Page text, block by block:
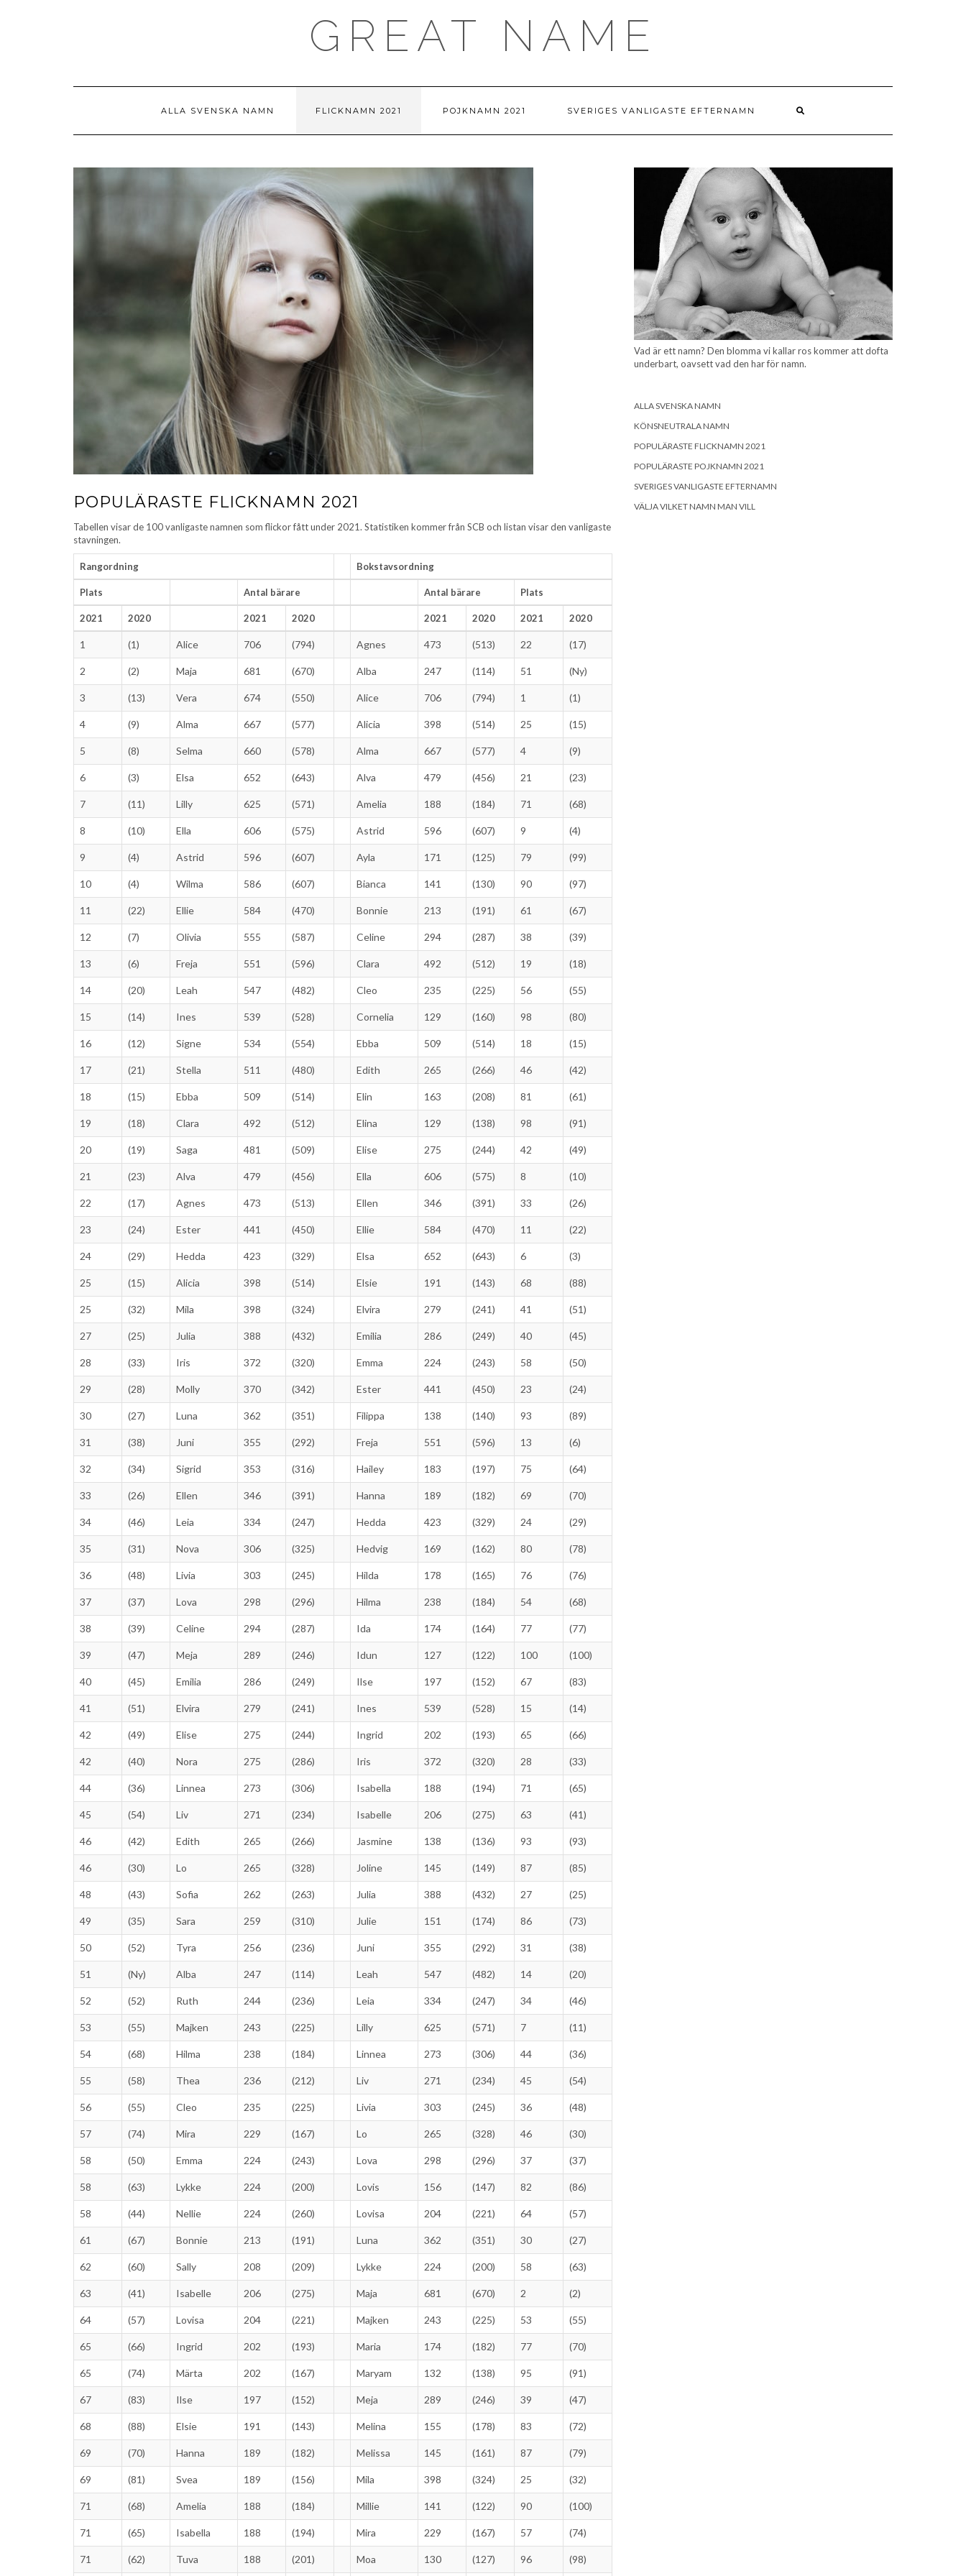
GREAT NAME
ALLA SVENSKA NAMN FLICKNAMN 2021 POJKNAMN 2021 SVERIGES VANLIGASTE EFTERNAMN
POPULÄRASTE FLICKNAMN 2021
Tabellen visar de 100 vanligaste namnen som flickor fått under 2021. Statistiken kommer från SCB och listan visar den vanligaste
stavningen.
Rangordning Bokstavsordning
Plats Antal bärare Antal bärare Plats
2021 2020 2021 2020 2021 2020 2021 2020
1 (1) Alice 706 (794) Agnes 473 (513) 22 (17)
2 (2) Maja 681 (670) Alba 247 (114) 51 (Ny)
3 (13) Vera 674 (550) Alice 706 (794) 1 (1)
4 (9) Alma 667 (577) Alicia 398 (514) 25 (15)
5 (8) Selma 660 (578) Alma 667 (577) 4 (9)
6 (3) Elsa 652 (643) Alva 479 (456) 21 (23)
7 (11) Lilly 625 (571) Amelia 188 (184) 71 (68)
8 (10) Ella 606 (575) Astrid 596 (607) 9 (4)
9 (4) Astrid 596 (607) Ayla 171 (125) 79 (99)
10 (4) Wilma 586 (607) Bianca 141 (130) 90 (97)
11 (22) Ellie 584 (470) Bonnie 213 (191) 61 (67)
12 (7) Olivia 555 (587) Celine 294 (287) 38 (39)
13 (6) Freja 551 (596) Clara 492 (512) 19 (18)
14 (20) Leah 547 (482) Cleo 235 (225) 56 (55)
15 (14) Ines 539 (528) Cornelia 129 (160) 98 (80)
16 (12) Signe 534 (554) Ebba 509 (514) 18 (15)
17 (21) Stella 511 (480) Edith 265 (266) 46 (42)
18 (15) Ebba 509 (514) Elin 163 (208) 81 (61)
19 (18) Clara 492 (512) Elina 129 (138) 98 (91)
20 (19) Saga 481 (509) Elise 275 (244) 42 (49)
21 (23) Alva 479 (456) Ella 606 (575) 8 (10)
22 (17) Agnes 473 (513) Ellen 346 (391) 33 (26)
23 (24) Ester 441 (450) Ellie 584 (470) 11 (22)
24 (29) Hedda 423 (329) Elsa 652 (643) 6 (3)
25 (15) Alicia 398 (514) Elsie 191 (143) 68 (88)
25 (32) Mila 398 (324) Elvira 279 (241) 41 (51)
27 (25) Julia 388 (432) Emilia 286 (249) 40 (45)
28 (33) Iris 372 (320) Emma 224 (243) 58 (50)
29 (28) Molly 370 (342) Ester 441 (450) 23 (24)
30 (27) Luna 362 (351) Filippa 138 (140) 93 (89)
31 (38) Juni 355 (292) Freja 551 (596) 13 (6)
32 (34) Sigrid 353 (316) Hailey 183 (197) 75 (64)
33 (26) Ellen 346 (391) Hanna 189 (182) 69 (70)
34 (46) Leia 334 (247) Hedda 423 (329) 24 (29)
35 (31) Nova 306 (325) Hedvig 169 (162) 80 (78)
36 (48) Livia 303 (245) Hilda 178 (165) 76 (76)
37 (37) Lova 298 (296) Hilma 238 (184) 54 (68)
38 (39) Celine 294 (287) Ida 174 (164) 77 (77)
39 (47) Meja 289 (246) Idun 127 (122) 100 (100)
40 (45) Emilia 286 (249) Ilse 197 (152) 67 (83)
41 (51) Elvira 279 (241) Ines 539 (528) 15 (14)
42 (49) Elise 275 (244) Ingrid 202 (193) 65 (66)
42 (40) Nora 275 (286) Iris 372 (320) 28 (33)
44 (36) Linnea 273 (306) Isabella 188 (194) 71 (65)
45 (54) Liv 271 (234) Isabelle 206 (275) 63 (41)
46 (42) Edith 265 (266) Jasmine 138 (136) 93 (93)
46 (30) Lo 265 (328) Joline 145 (149) 87 (85)
48 (43) Sofia 262 (263) Julia 388 (432) 27 (25)
49 (35) Sara 259 (310) Julie 151 (174) 86 (73)
50 (52) Tyra 256 (236) Juni 355 (292) 31 (38)
51 (Ny) Alba 247 (114) Leah 547 (482) 14 (20)
52 (52) Ruth 244 (236) Leia 334 (247) 34 (46)
53 (55) Majken 243 (225) Lilly 625 (571) 7 (11)
54 (68) Hilma 238 (184) Linnea 273 (306) 44 (36)
55 (58) Thea 236 (212) Liv 271 (234) 45 (54)
56 (55) Cleo 235 (225) Livia 303 (245) 36 (48)
57 (74) Mira 229 (167) Lo 265 (328) 46 (30)
58 (50) Emma 224 (243) Lova 298 (296) 37 (37)
58 (63) Lykke 224 (200) Lovis 156 (147) 82 (86)
58 (44) Nellie 224 (260) Lovisa 204 (221) 64 (57)
61 (67) Bonnie 213 (191) Luna 362 (351) 30 (27)
62 (60) Sally 208 (209) Lykke 224 (200) 58 (63)
63 (41) Isabelle 206 (275) Maja 681 (670) 2 (2)
64 (57) Lovisa 204 (221) Majken 243 (225) 53 (55)
65 (66) Ingrid 202 (193) Maria 174 (182) 77 (70)
65 (74) Märta 202 (167) Maryam 132 (138) 95 (91)
67 (83) Ilse 197 (152) Meja 289 (246) 39 (47)
68 (88) Elsie 191 (143) Melina 155 (178) 83 (72)
69 (70) Hanna 189 (182) Melissa 145 (161) 87 (79)
69 (81) Svea 189 (156) Mila 398 (324) 25 (32)
71 (68) Amelia 188 (184) Millie 141 (122) 90 (100)
71 (65) Isabella 188 (194) Mira 229 (167) 57 (74)
71 (62) Tuva 188 (201) Moa 130 (127) 96 (98)
Vad är ett namn? Den blomma vi kallar ros kommer att dofta
underbart, oavsett vad den har för namn.
ALLA SVENSKA NAMN
KÖNSNEUTRALA NAMN
POPULÄRASTE FLICKNAMN 2021
POPULÄRASTE POJKNAMN 2021
SVERIGES VANLIGASTE EFTERNAMN
VÄLJA VILKET NAMN MAN VILL